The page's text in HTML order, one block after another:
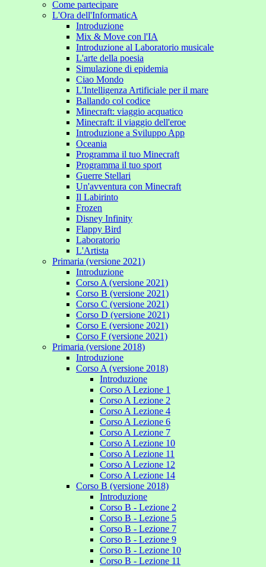
Come partecipare
L'Ora dell'InformaticA
Introduzione
Mix & Move con l'IA
Introduzione al Laboratorio musicale
L'arte della poesia
Simulazione di epidemia
Ciao Mondo
L'Intelligenza Artificiale per il mare
Ballando col codice
Minecraft: viaggio acquatico
Minecraft: il viaggio dell'eroe
Introduzione a Sviluppo App
Oceania
Programma il tuo Minecraft
Programma il tuo sport
Guerre Stellari
Un'avventura con Minecraft
Il Labirinto
Frozen
Disney Infinity
Flappy Bird
Laboratorio
L'Artista
Primaria (versione 2021)
Introduzione
Corso A (versione 2021)
Corso B (versione 2021)
Corso C (versione 2021)
Corso D (versione 2021)
Corso E (versione 2021)
Corso F (versione 2021)
Primaria (versione 2018)
Introduzione
Corso A (versione 2018)
Introduzione
Corso A Lezione 1
Corso A Lezione 2
Corso A Lezione 4
Corso A Lezione 6
Corso A Lezione 7
Corso A Lezione 10
Corso A Lezione 11
Corso A Lezione 12
Corso A Lezione 14
Corso B (versione 2018)
Introduzione
Corso B - Lezione 2
Corso B - Lezione 5
Corso B - Lezione 7
Corso B - Lezione 9
Corso B - Lezione 10
Corso B - Lezione 11